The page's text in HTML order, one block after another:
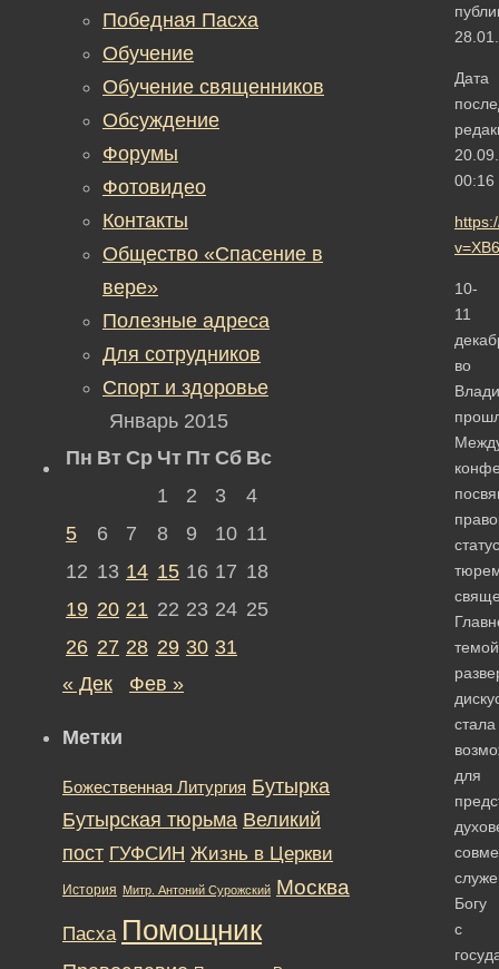
Дата
00:16
10-
11
во
темой
стала
для
Богу
с
Победная Пасха
Обучение
Обучение священников
Обсуждение
Форумы
Фотовидео
Контакты
Общество «Спасение в
вере»
Полезные адреса
Для сотрудников
Спорт и здоровье
Январь 2015
Пн Вт Ср Чт Пт Сб Вс
1
2 3
4
5
6 7 8 9 10 11
12 13 14 15 16 17 18
19 20 21 22 23 24 25
26 27 28 29 30 31
« Дек
Фев »
Метки
Божественная Литургия Бутырка
Бутырская тюрьма Великий
пост ГУФСИН Жизнь в Церкви
История Митр. Антоний Сурожский Москва
Пасха Помощник